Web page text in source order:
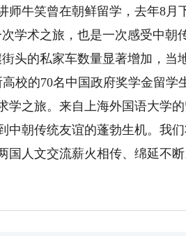
牛笑曾在朝鲜留学，去年8月
学术之旅，也是一次感受中朝
头的私家车数量显著增加，当
的70名中国政府奖学金留学
学之旅。来自上海外国语大学
中朝传统友谊的蓬勃生机。我
国人文交流薪火相传、绵延不断